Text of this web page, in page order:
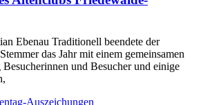
Ebenau Traditionell beendete der
das Jahr mit einem gemeinsamen
und Besucher und einige